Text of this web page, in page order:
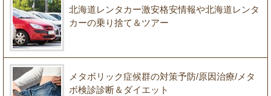
北海道レンタカー激安格安情報や北海道レンタ
カーの乗り捨て＆ツアー
メタボリック症候群の対策予防/原因治療/メタ
ボ検診診断＆ダイエット